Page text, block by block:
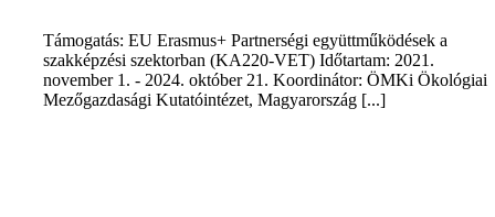
Támogatás: EU Erasmus+ Partnerségi együttműködések a
szakképzési szektorban (KA220-VET) Időtartam: 2021.
november 1. - 2024. október 21. Koordinátor: ÖMKi Ökológiai
Mezőgazdasági Kutatóintézet, Magyarország [...]